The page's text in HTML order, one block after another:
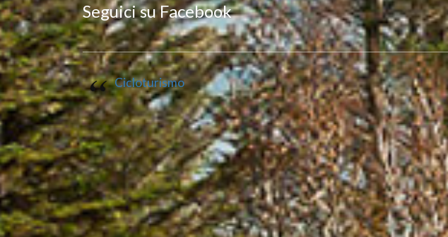
Seguici su Facebook
Cicloturismo